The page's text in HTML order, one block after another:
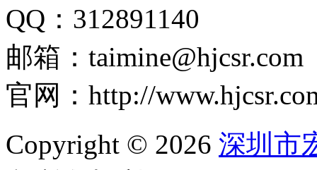
QQ：312891140
邮箱：taimine@hjcsr.com
官网：http://
Copyright © 2026 深圳市